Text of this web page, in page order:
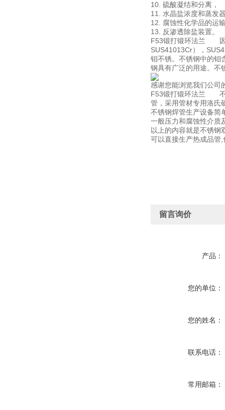
10. 硫酸凝结和分离，
11. 水晶盐浓度和蒸发
12. 腐蚀性化学品的运
13. 反渗透除盐装置。
F53锻打锻环法兰 因
SUS41013Cr），
钼不锈。不锈钢中的钼
钢具有广泛的用途。不
感谢您能浏览我们公司
F53锻打锻环法兰 不
管，采用管材专用洛
不锈钢焊管生产设备简
一般压力和腐蚀性介
以上的内容就是不锈钢
可以直接生产热成品管
留言询价
产品：
您的单位：
您的姓名：
联系电话：
常用邮箱：